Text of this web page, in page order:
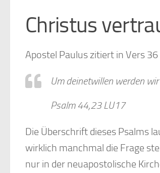
Christus
Apostel Paulus zitiert in Vers 36
Um deinetwillen werden
Psalm 44,23 LU17
Die Überschrift dieses Psalms
wirklich manchmal die Frage
nur in der neuapostolische